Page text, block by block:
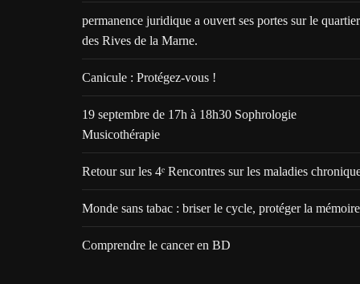
permanence juridique a ouvert ses portes sur le quartier
des Rives de la Marne.
Canicule : Protégez-vous !
19 septembre de 17h à 18h30 Sophrologie
Musicothérapie
Retour sur les 4ᵉ Rencontres sur les maladies
Monde sans tabac : briser le cycle, protéger la mémoire
Comprendre le cancer en BD